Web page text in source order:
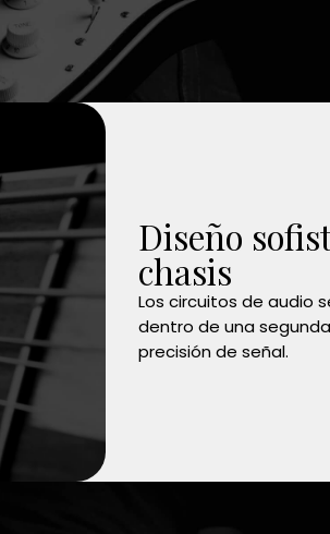
Diseño
chasis
Los circuitos de audio
dentro de una
precisión de señal.